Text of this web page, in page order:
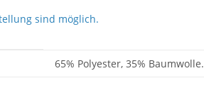
sind möglich.
65% Polyester, 35% Baumwolle.